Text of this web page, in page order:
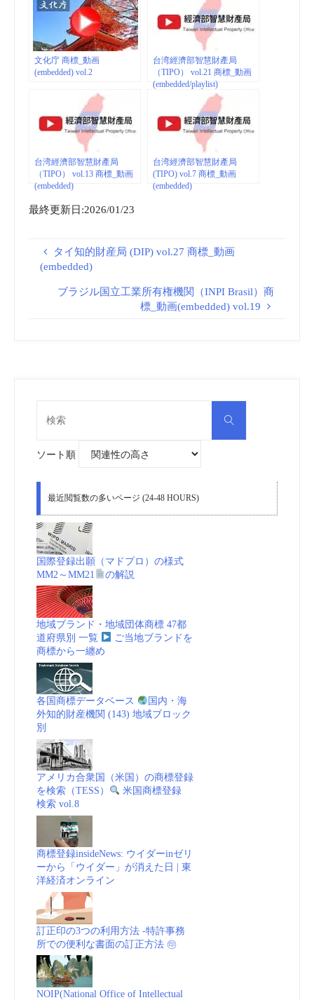
文化庁 商標_動画
(embedded) vol.2
台湾經濟部智慧財產局
（TIPO） vol.21 商標_動画
(embedded/playlist)
台湾經濟部智慧財產局
（TIPO） vol.13 商標_動画
(embedded)
台湾經濟部智慧財產局
(TIPO) vol.7 商標_動画
(embedded)
最終更新日:2026/01/23
タイ知的財産局 (DIP) vol.27 商標_動画
(embedded)
ブラジル国立工業所有権機関（INPI Brasil）商
標_動画(embedded) vol.19
検
ソート順
最近閲覧数の多いページ (24-48 HOURS)
国際登録出願（マドプロ）の様式
MM2～MM21
の解説
地域ブランド・地域団体商標 47都
道府県別 一覧
ご当地ブランドを
商標から一纏め
各国商標データベース
国内・海
外知的財産機関 (143) 地域ブロック
別
アメリカ合衆国（米国）の商標登録
を検索（TESS）
米国商標登録
検索 vol.8
商標登録insideNews: ウイダーinゼリ
ーから「ウイダー」が消えた日 | 東
洋経済オンライン
訂正印の3つの利用方法 -特許事務
所での便利な書面の訂正方法 ㊞
NOIP(National Office of Intellectual